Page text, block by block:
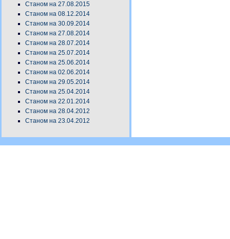
Станом на 27.08.2015
Станом на 08.12.2014
Станом на 30.09.2014
Станом на 27.08.2014
Станом на 28.07.2014
Станом на 25.07.2014
Станом на 25.06.2014
Станом на 02.06.2014
Станом на 29.05.2014
Станом на 25.04.2014
Станом на 22.01.2014
Станом на 28.04.2012
Станом на 23.04.2012